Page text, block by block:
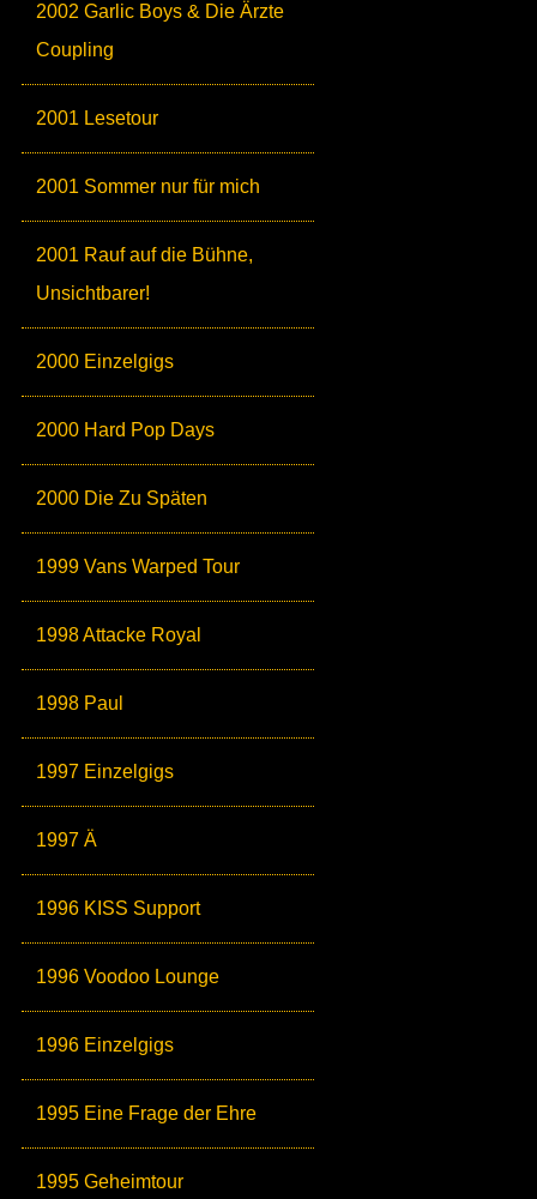
2002 Garlic Boys & Die Ärzte
Coupling
2001 Lesetour
2001 Sommer nur für mich
2001 Rauf auf die Bühne,
Unsichtbarer!
2000 Einzelgigs
2000 Hard Pop Days
2000 Die Zu Späten
1999 Vans Warped Tour
1998 Attacke Royal
1998 Paul
1997 Einzelgigs
1997 Ä
1996 KISS Support
1996 Voodoo Lounge
1996 Einzelgigs
1995 Eine Frage der Ehre
1995 Geheimtour